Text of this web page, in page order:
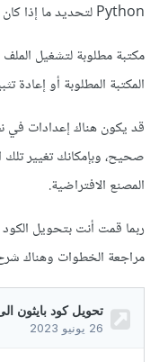
Python لتحديد ما إذا كان هناك أي أخطاء.
مكتبة مطلوبة لتشغيل
المكتبة المطلوبة أو إعادة
قد يكون هناك إعدادات في
صحيح، وبإمكانك تغيير تلك
المصنع الافتراضية.
ربما قمت أنت بتحويل
مراجعة الخطوات وهناك